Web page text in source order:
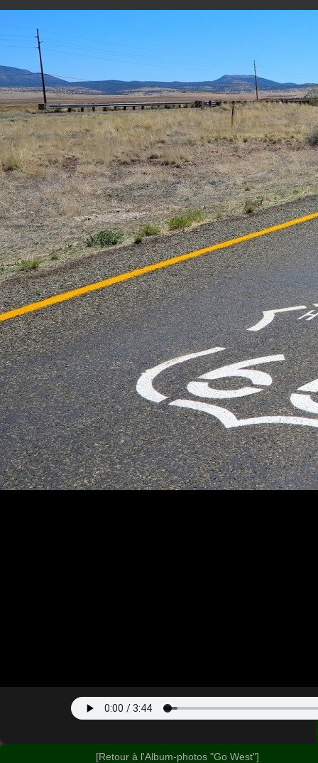
[Retour à l'Album-photos "Go West"]